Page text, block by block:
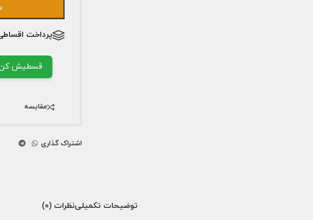
پرداخت
قسطیش
مقایسه
اشتراک گذاری
توضیحات تکمیلینظرات (0)